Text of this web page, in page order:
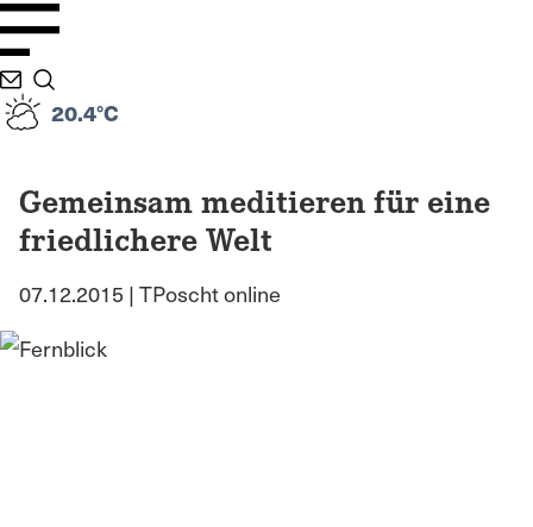
20.4°C
Gemeinsam meditieren für eine
friedlichere Welt
07.12.2015 | TPoscht online